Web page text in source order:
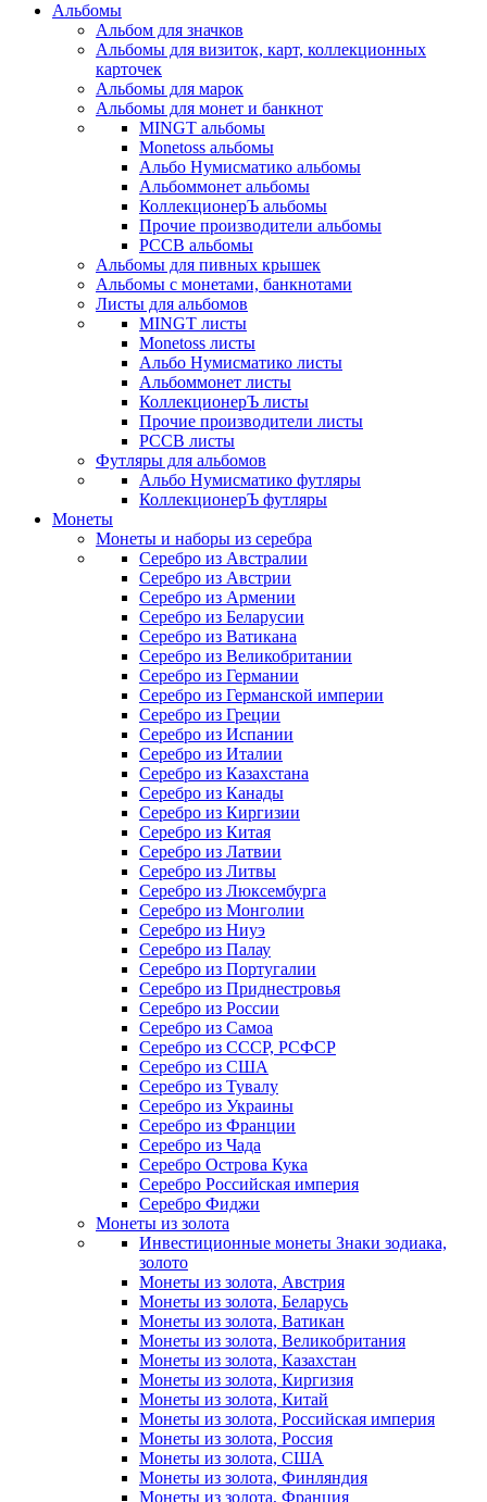
Альбомы
Альбом для значков
Альбомы для визиток, карт, коллекционных
карточек
Альбомы для марок
Альбомы для монет и банкнот
MINGT альбомы
Monetoss альбомы
Альбо Нумисматико альбомы
Альбоммонет альбомы
КоллекционерЪ альбомы
Прочие производители альбомы
РССВ альбомы
Альбомы для пивных крышек
Альбомы с монетами, банкнотами
Листы для альбомов
MINGT листы
Monetoss листы
Альбо Нумисматико листы
Альбоммонет листы
КоллекционерЪ листы
Прочие производители листы
РССВ листы
Футляры для альбомов
Альбо Нумисматико футляры
КоллекционерЪ футляры
Монеты
Монеты и наборы из серебра
Серебро из Австралии
Серебро из Австрии
Серебро из Армении
Серебро из Беларусии
Серебро из Ватикана
Серебро из Великобритании
Серебро из Германии
Серебро из Германской империи
Серебро из Греции
Серебро из Испании
Серебро из Италии
Серебро из Казахстана
Серебро из Канады
Серебро из Киргизии
Серебро из Китая
Серебро из Латвии
Серебро из Литвы
Серебро из Люксембурга
Серебро из Монголии
Серебро из Ниуэ
Серебро из Палау
Серебро из Португалии
Серебро из Приднестровья
Серебро из России
Серебро из Самоа
Серебро из СССР, РСФСР
Серебро из США
Серебро из Тувалу
Серебро из Украины
Серебро из Франции
Серебро из Чада
Серебро Острова Кука
Серебро Российская империя
Серебро Фиджи
Монеты из золота
Инвестиционные монеты Знаки зодиака,
золото
Монеты из золота, Австрия
Монеты из золота, Беларусь
Монеты из золота, Ватикан
Монеты из золота, Великобритания
Монеты из золота, Казахстан
Монеты из золота, Киргизия
Монеты из золота, Китай
Монеты из золота, Российская империя
Монеты из золота, Россия
Монеты из золота, США
Монеты из золота, Финляндия
Монеты из золота, Франция